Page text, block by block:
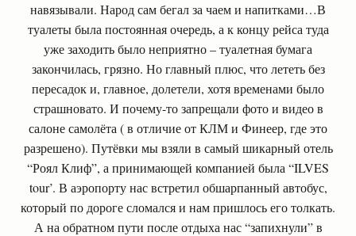
навязывали. Народ сам бегал за чаем и напитками…В
туалеты была постоянная очередь, а к концу рейса туда
уже заходить было неприятно – туалетная бумага
закончилась, грязно. Но главный плюс, что лететь без
пересадок и, главное, долетели, хотя временами было
страшновато. И почему-то запрещали фото и видео в
салоне самолёта ( в отличие от КЛМ и Финеер, где это
разрешено). Путёвки мы взяли в самый шикарный отель
“Роял Клиф”, а принимающей компанией была “ILVES
tour’. В аэропорту нас встретил обшарпанный автобус,
который по дороге сломался и нам пришлось его толкать.
А на обратном пути после отдыха нас “запихнули” в